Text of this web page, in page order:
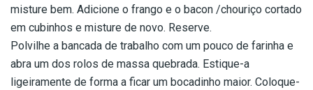
misture bem. Adicione o frango e o bacon /chouriço cortado
em cubinhos e misture de novo. Reserve.
Polvilhe a bancada de trabalho com um pouco de farinha e
abra um dos rolos de massa quebrada. Estique-a
ligeiramente de forma a ficar um bocadinho maior. Coloque-